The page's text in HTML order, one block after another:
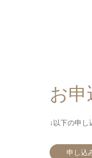
お
↓以下の申
申し込